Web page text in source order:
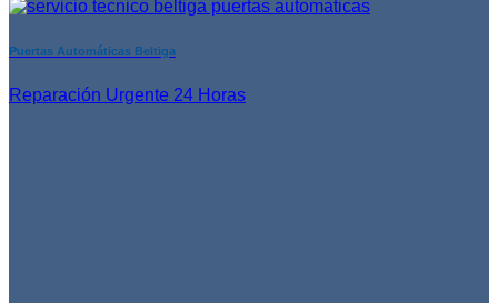
Puertas Automáticas Beltiga
Reparación Urgente 24 Horas